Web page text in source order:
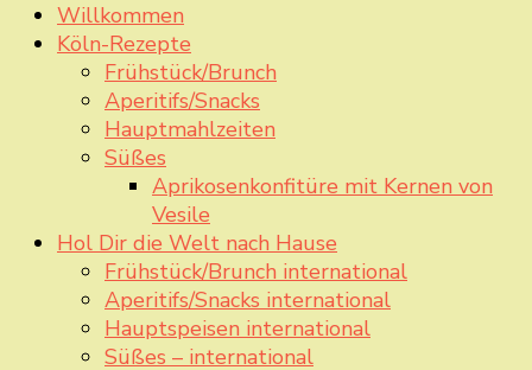
Willkommen
Köln-Rezepte
Frühstück/Brunch
Aperitifs/Snacks
Hauptmahlzeiten
Süßes
Aprikosenkonfitüre mit Kernen von
Vesile
Hol Dir die Welt nach Hause
Frühstück/Brunch international
Aperitifs/Snacks international
Hauptspeisen international
Süßes – international